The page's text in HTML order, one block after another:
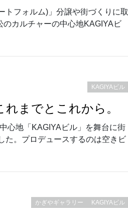
トフォルム)」分譲や街づくりに取
カルチャーの中心地KAGIYAビ
KAGIYAビル
までとこれから。
心地「KAGIYAビル」を舞台に街
た。プロデュースするのは空きビ
KAGIYAビル
かぎやギャラリー